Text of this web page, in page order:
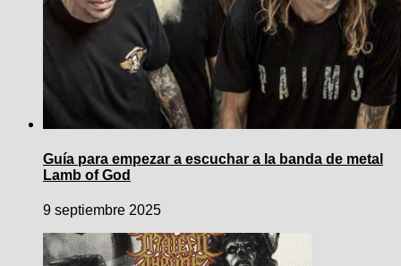
Guía para empezar a escuchar a la banda de metal
Lamb of God
9 septiembre 2025